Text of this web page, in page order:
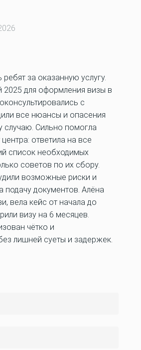
за оказанную услугу.
для оформления визы в
с
все нюансы и опасения
случаю. Сильно помогла
ответила на все
список необходимых
советов по их сбору.
возможные риски и
подачу документов. Алёна
вела кейс от начала до
визу на 6 месяцев.
чётко и
лишней суеты и задержек.